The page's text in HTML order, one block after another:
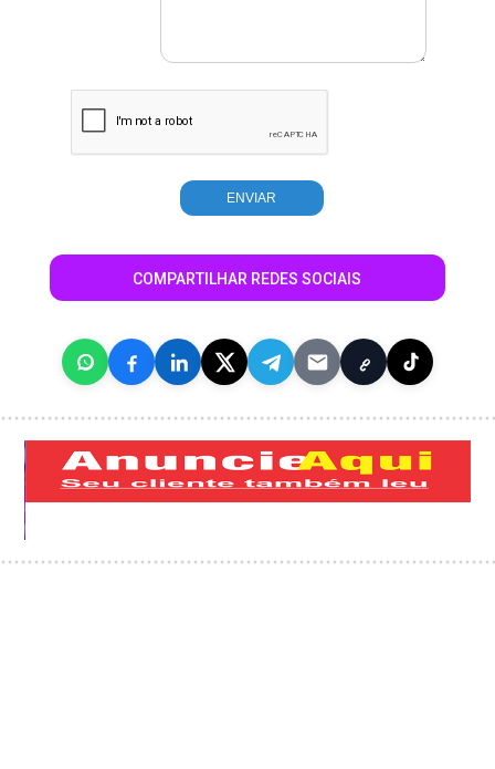
COMPARTILHAR REDES SOCIAIS